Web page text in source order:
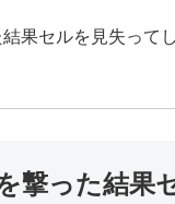
果セルを見失って
撃った結果